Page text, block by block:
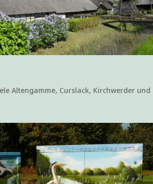
Altengamme, Curslack, Kirchwerder und